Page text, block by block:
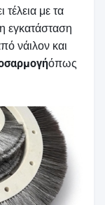
τέλεια με τα
εγκατάσταση
νάιλον και
όπως